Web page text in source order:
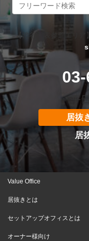
【渋谷・表参道エリ
平
居抜
居
Value Office
居抜きとは
セットアップオフィスとは
オーナー様向け